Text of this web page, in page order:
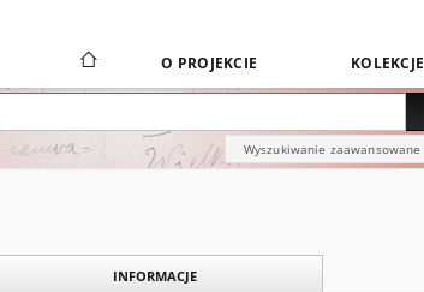
O PROJEKCIE KOLEKCJE
Wyszukiwanie zaawansowane
INFORMACJE